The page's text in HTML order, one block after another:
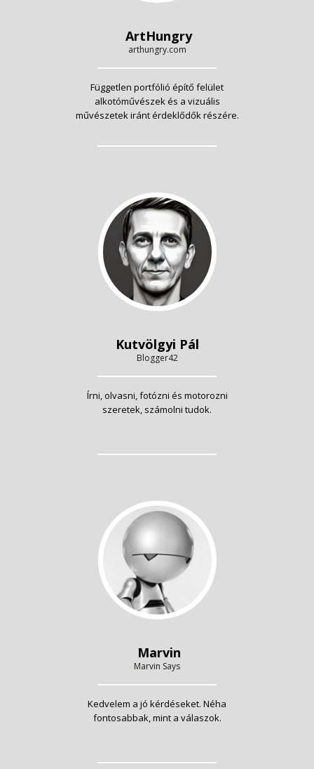
ArtHungry
arthungry.com
Független portfólió építő felület
alkotóművészek és a vizuális
művészetek iránt érdeklődők részére.
Kutvölgyi Pál
Blogger42
Írni, olvasni, fotózni és motorozni
szeretek, számolni tudok.
Marvin
Marvin Says
Kedvelem a jó kérdéseket. Néha
fontosabbak, mint a válaszok.